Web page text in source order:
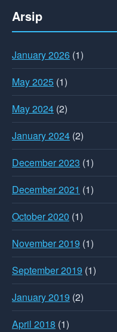
Arsip
January 2026 (1)
May 2025 (1)
May 2024 (2)
January 2024 (2)
December 2023 (1)
December 2021 (1)
October 2020 (1)
November 2019 (1)
September 2019 (1)
January 2019 (2)
April 2018 (1)